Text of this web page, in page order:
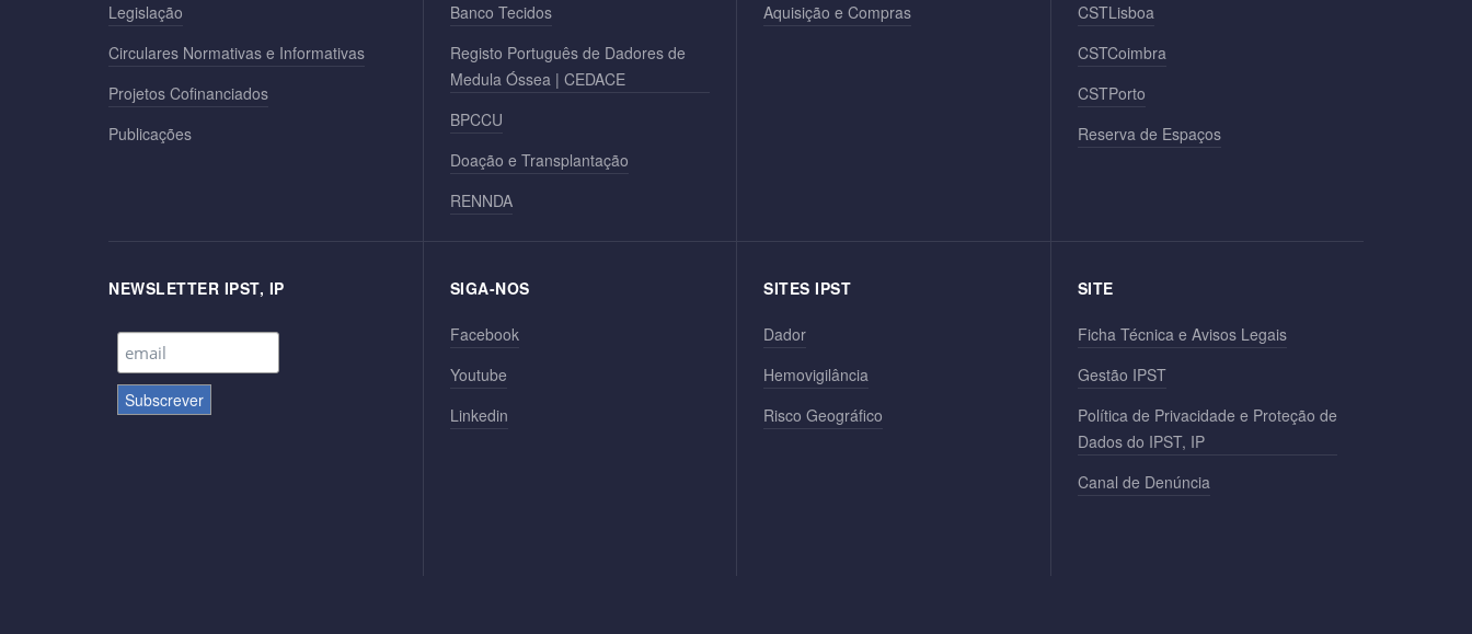
Legislação
Circulares Normativas e Informativas
Projetos Cofinanciados
Publicações
NEWSLETTER IPST, IP
Banco Tecidos
Registo Português de Dadores de
Medula Óssea | CEDACE
BPCCU
Doação e Transplantação
RENNDA
SIGA-NOS
Facebook
Youtube
Linkedin
Aquisição e Compras
SITES IPST
Dador
Hemovigilância
Risco Geográfico
CSTLisboa
CSTCoimbra
CSTPorto
Reserva de Espaços
SITE
Ficha Técnica e Avisos Legais
Gestão IPST
Política de Privacidade e Proteção de
Dados do IPST, IP
Canal de Denúncia